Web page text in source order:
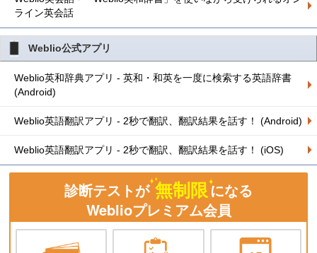
ライン英会話
Weblio公式アプリ
Weblio英和辞典アプリ - 英和・和英を一度に検索する英語辞書
(Android)
Weblio英語翻訳アプリ - 2秒で翻訳、翻訳結果を話す！ (Android)
Weblio英語翻訳アプリ - 2秒で翻訳、翻訳結果を話す！ (iOS)
診断テストが 無制限になる
Weblioプレミアム会員